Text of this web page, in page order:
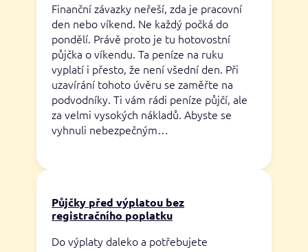
Finanční závazky neřeší, zda je pracovní
den nebo víkend. Ne každý počká do
pondělí. Právě proto je tu hotovostní
půjčka o víkendu. Ta peníze na ruku
vyplatí i přesto, že není všední den. Při
uzavírání tohoto úvěru se zaměřte na
podvodníky. Ti vám rádi peníze půjčí, ale
za velmi vysokých nákladů. Abyste se
vyhnuli nebezpečným…
Půjčky před výplatou bez
registračního poplatku
Do výplaty daleko a potřebujete